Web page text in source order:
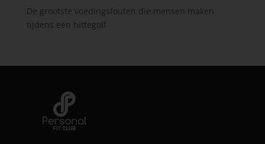
De grootste voedingsfouten die mensen maken
tijdens een hittegolf